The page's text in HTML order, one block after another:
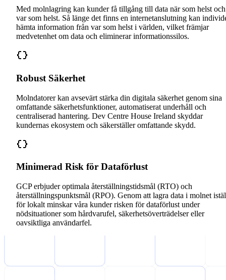
Med molnlagring kan kunder få tillgång till data när som helst och
var som helst. Så länge det finns en internetanslutning kan
hämta information från var som helst i världen, vilket främjar
medvetenhet om data och eliminerar informationssilos.
Robust Säkerhet
Molndatorer kan avsevärt stärka din digitala säkerhet genom sina
omfattande säkerhetsfunktioner, automatiserat underhåll och
centraliserad hantering. Dev Centre House Ireland skyddar
kundernas ekosystem och säkerställer omfattande skydd.
Minimerad Risk för Dataförlust
GCP erbjuder optimala återställningstidsmål (RTO) och
återställningspunktsmål (RPO). Genom att lagra data i molnet
för lokalt minskar våra kunder risken för dataförlust under
nödsituationer som hårdvarufel, säkerhetsöverträdelser eller
oavsiktliga användarfel.